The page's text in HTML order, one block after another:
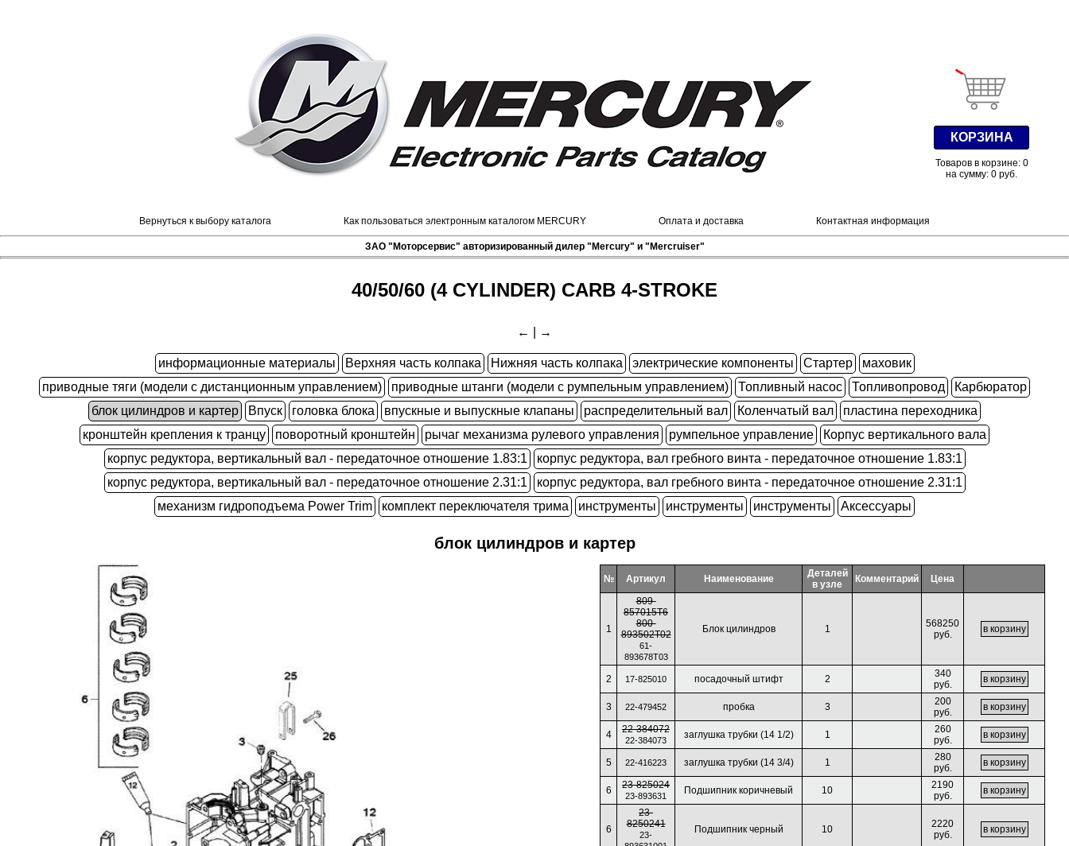
КОРЗИНА
Товаров в корзине: 0
на сумму: 0 руб.
Вернуться к выбору каталога Как пользоваться электронным каталогом MERCURY Оплата и доставка Контактная информация
ЗАО "Моторсервис" авторизированный дилер "Mercury" и "Mercruiser"
40/50/60 (4 CYLINDER) CARB 4-STROKE
← →
информационные материалы Верхняя часть колпака Нижняя часть колпака электрические компоненты Стартер
маховик
приводные тяги (модели с дистанционным управлением)
приводные штанги (модели с румпельным управлением) Топливный насос Топливопровод
Карбюратор
блок цилиндров и картер
Впуск головка блока впускные и выпускные клапаны распределительный вал Коленчатый вал
пластина переходника
кронштейн крепления к транцу
поворотный кронштейн рычаг механизма рулевого управления румпельное управление
Корпус вертикального вала
корпус редуктора, вертикальный вал - передаточное отношение 1.83:1
корпус редуктора, вал гребного винта - передаточное отношение 1.83:1
корпус редуктора, вертикальный вал - передаточное отношение 2.31:1
корпус редуктора, вал гребного винта - передаточное отношение 2.31:1
механизм гидроподъема Power Trim
комплект переключателя трима инструменты инструменты инструменты Аксессуары
блок цилиндров и картер
№ Артикул Наименование
Деталей
в узле
Комментарий Цена
1
809-
857015T6
800-
893502T02
61-
893678T03
Блок цилиндров 1
568250
руб.
2 17-825010 посадочный штифт 2
340
руб.
3
22-479452 пробка 3
200
руб.
4
22-384072
22-384073 заглушка трубки (14 1/2) 1
260
руб.
5
22-416223 заглушка трубки (14 3/4) 1
280
руб.
6
23-825024
23-893631 Подшипник коричневый 10
2190
руб.
6
23-
8250241
23-
Подшипник черный 10
2220
руб.